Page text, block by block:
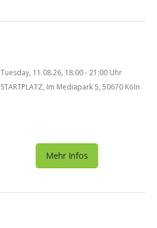
Tuesday, 11.08.26, 18:00 - 21:00 Uhr
STARTPLATZ, Im Mediapark 5, 50670 Köln
Mehr Infos